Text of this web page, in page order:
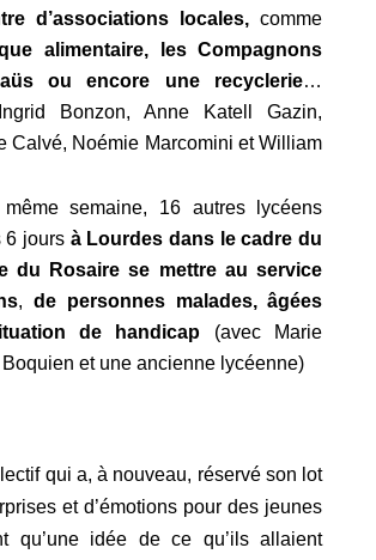
d’associations locales,comme
alimentaire, les Compagnons
ou encore une recyclerie…
Bonzon, Anne Katell Gazin,
Calvé, Noémie Marcomini et William
semaine, 16 autres lycéens
6 jours à Lourdes dans le cadre du
du Rosaire se mettre au service
,de personnes malades, âgées
de handicap (avec Marie
et une ancienne lycéenne)
qui a, à nouveau, réservé son lot
et d’émotions pour des jeunes
qu’une idée de ce qu’ils allaient